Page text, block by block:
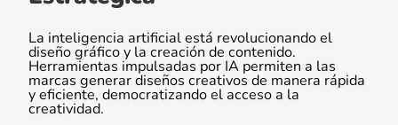
La inteligencia artificial está revolucionando el
diseño gráfico y la creación de contenido.
Herramientas impulsadas por IA permiten a las
marcas generar diseños creativos de manera rápida
y eficiente, democratizando el acceso a la
creatividad.